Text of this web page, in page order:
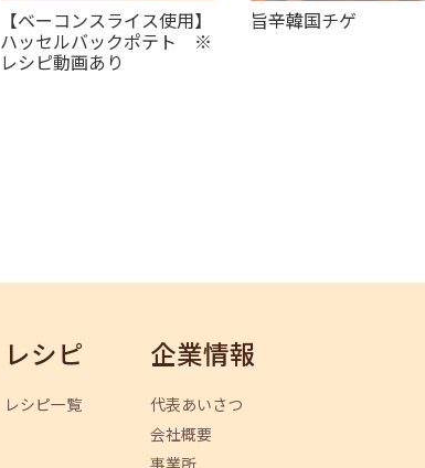
【ベーコンスライス使用】
ハッセルバックポテト ※
レシピ動画あり
旨辛韓国チゲ
レシピ
レシピ一覧
企業情報
代表あいさつ
会社概要
事業所